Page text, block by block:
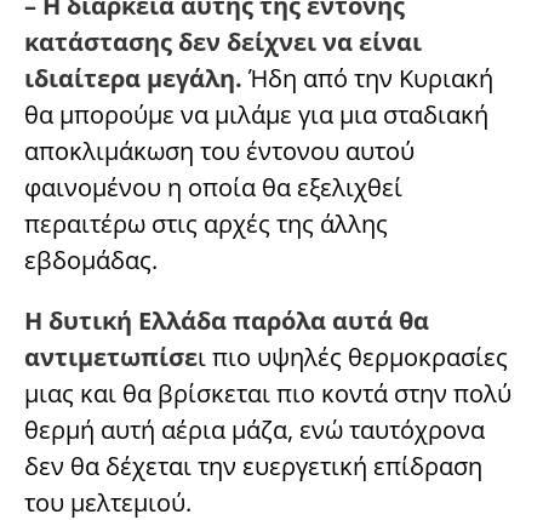
κατάστασης δεν δείχνει να είναι
ιδιαίτερα μεγάλη. Ήδη από την Κυριακή
θα μπορούμε να μιλάμε για μια σταδιακή
αποκλιμάκωση του έντονου αυτού
φαινομένου η οποία θα εξελιχθεί
περαιτέρω στις αρχές της άλλης
εβδομάδας.
Η δυτική Ελλάδα παρόλα αυτά θα
αντιμετωπίσει πιο υψηλές θερμοκρασίες
μιας και θα βρίσκεται πιο κοντά στην πολύ
θερμή αυτή αέρια μάζα, ενώ ταυτόχρονα
δεν θα δέχεται την ευεργετική επίδραση
του μελτεμιού.